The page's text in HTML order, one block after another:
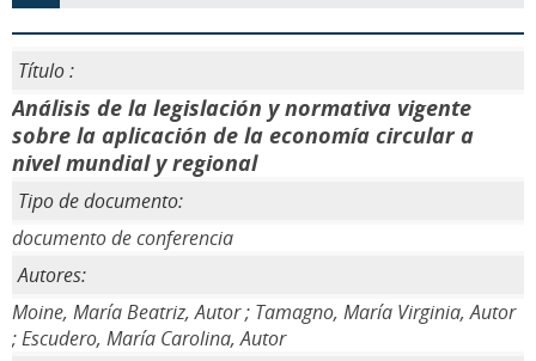
Título :
Análisis de la legislación y normativa vigente
sobre la aplicación de la economía circular a
nivel mundial y regional
Tipo de documento:
documento de conferencia
Autores:
Moine, María Beatriz, Autor ; Tamagno, María Virginia, Autor
; Escudero, María Carolina, Autor